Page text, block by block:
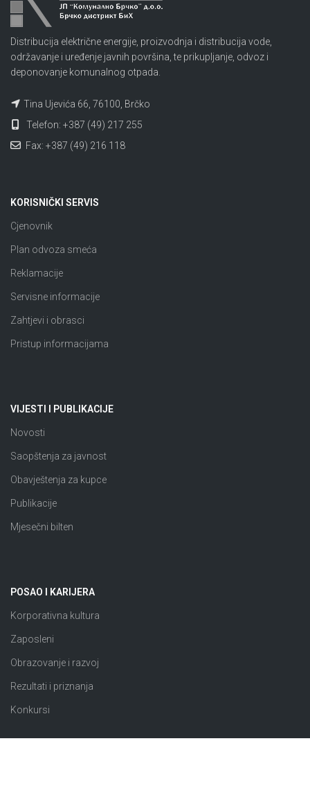
Distribucija električne energije, proizvodnja i distribucija vode,
održavanje i uređenje javnih površina, te prikupljanje, odvoz i
deponovanje komunalnog otpada.
Tina Ujevića 66, 76100, Brčko
Telefon: +387 (49) 217 255
Fax: +387 (49) 216 118
KORISNIČKI SERVIS
Cjenovnik
Plan odvoza smeća
Reklamacije
Servisne informacije
Zahtjevi i obrasci
Pristup informacijama
VIJESTI I PUBLIKACIJE
Novosti
Saopštenja za javnost
Obavještenja za kupce
Publikacije
Mjesečni bilten
POSAO I KARIJERA
Korporativna kultura
Zaposleni
Obrazovanje i razvoj
Rezultati i priznanja
Konkursi